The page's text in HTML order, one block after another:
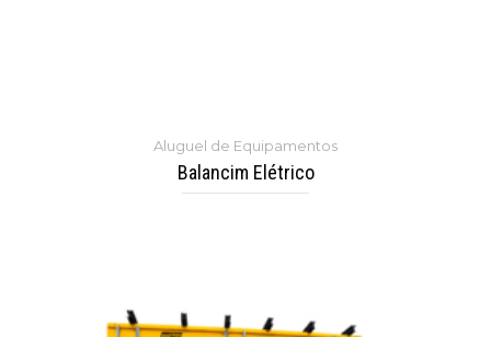
Aluguel de Equipamentos
Balancim Elétrico